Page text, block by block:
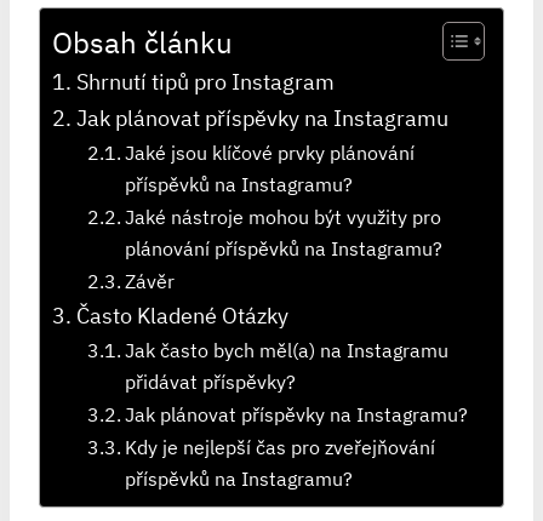
Obsah článku
Shrnutí tipů pro Instagram
Jak plánovat příspěvky na Instagramu
Jaké jsou klíčové prvky plánování
příspěvků na Instagramu?
Jaké nástroje mohou být využity pro
plánování příspěvků na Instagramu?
Závěr
Často Kladené Otázky
Jak často bych měl(a) na Instagramu
přidávat příspěvky?
Jak plánovat příspěvky na Instagramu?
Kdy je nejlepší čas pro zveřejňování
příspěvků na Instagramu?